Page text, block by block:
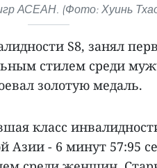
АСЕАН. (Фото: Хуинь
S8, занял
стилем среди
золотую медаль.
класс
Азии - 6 минут 57:95